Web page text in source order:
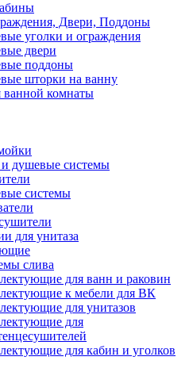
Двери, Поддоны
уголки и ограждения
двери
поддоны
шторки на ванну
ванной комнаты
душевые системы
системы
для унитаза
слива
для ванн и раковин
к мебели для ВК
для унитазов
для
для кабин и уголков